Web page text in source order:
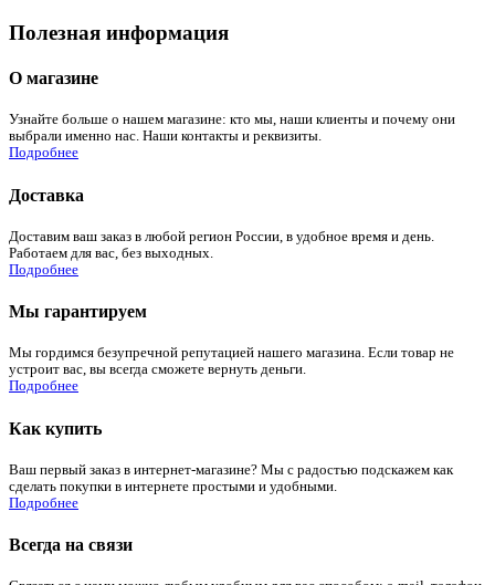
Полезная информация
О магазине
Узнайте больше о нашем магазине: кто мы, наши клиенты и почему они
выбрали именно нас. Наши контакты и реквизиты.
Подробнее
Доставка
Доставим ваш заказ в любой регион России, в удобное время и день.
Работаем для вас, без выходных.
Подробнее
Мы гарантируем
Мы гордимся безупречной репутацией нашего магазина. Если товар не
устроит вас, вы всегда сможете вернуть деньги.
Подробнее
Как купить
Ваш первый заказ в интернет-магазине? Мы с радостью подскажем как
сделать покупки в интернете простыми и удобными.
Подробнее
Всегда на связи